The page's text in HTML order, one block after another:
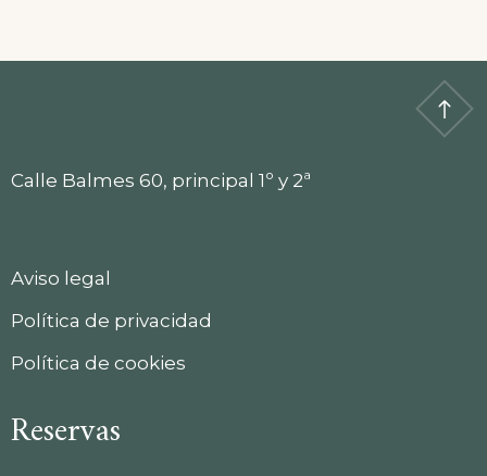
Calle Balmes 60, principal 1º y 2ª
Aviso legal
Política de privacidad
Política de cookies
Reservas